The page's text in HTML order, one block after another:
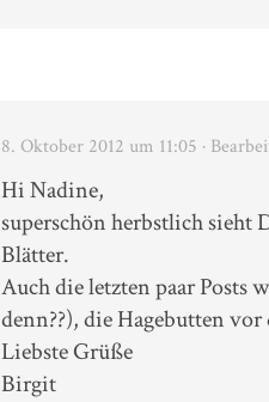
8. Oktober 2012 um 11:05 ·
Hi Nadine,
superschön herbstlich sieht
Blätter.
Auch die letzten paar Posts
denn??), die Hagebutten
Liebste Grüße
Birgit